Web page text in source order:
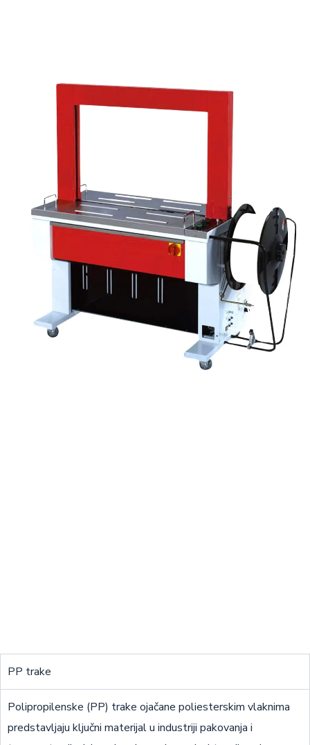
PP trake
Polipropilenske (PP) trake ojačane poliesterskim vlaknima
predstavljaju ključni materijal u industriji pakovanja i